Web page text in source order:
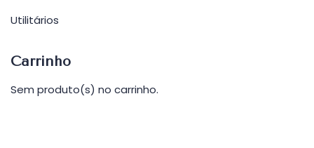
Utilitários
Carrinho
Sem produto(s) no carrinho.